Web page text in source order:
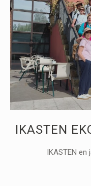
IKASTEN
IKASTEN en